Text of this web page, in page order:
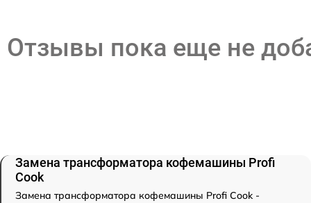
Отзывы пока еще не
Замена трансформатора кофемашины Profi
Cook
Замена трансформатора кофемашины Profi Cook -